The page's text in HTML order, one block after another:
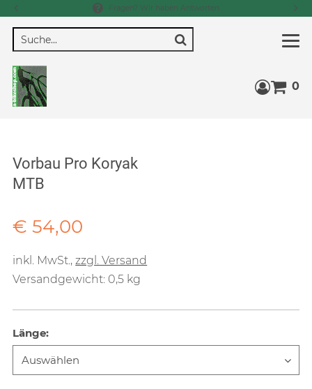
Fragen? Wir haben Antworten
0
Vorbau Pro Koryak
MTB
Verkaufspreis: € 54,00
€ 54,00
inkl. MwSt.,zzgl. Versand
Versandgewicht: 0,5 kg
Länge: